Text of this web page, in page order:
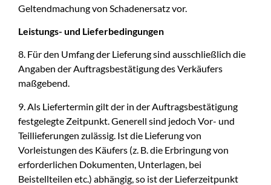
Geltendmachung von Schadenersatz vor.
Leistungs- und Lieferbedingungen
8. Für den Umfang der Lieferung sind ausschließlich die
Angaben der Auftragsbestätigung des Verkäufers
maßgebend.
9. Als Liefertermin gilt der in der Auftragsbestätigung
festgelegte Zeitpunkt. Generell sind jedoch Vor- und
Teillieferungen zulässig. Ist die Lieferung von
Vorleistungen des Käufers (z. B. die Erbringung von
erforderlichen Dokumenten, Unterlagen, bei
Beistellteilen etc.) abhängig, so ist der Lieferzeitpunkt